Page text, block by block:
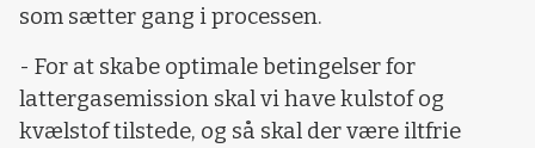
som sætter gang i processen.
- For at skabe optimale betingelser for
lattergasemission skal vi have kulstof og
kvælstof tilstede, og så skal der være iltfrie